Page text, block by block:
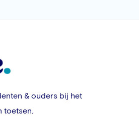
& ouders bij het
toetsen.